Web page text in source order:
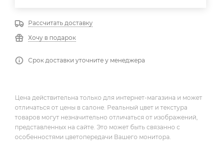
Рассчитать доставку
Хочу в подарок
Срок доставки уточните у менеджера
Цена действительна только для интернет-магазина и может
отличаться от цены в салоне. Реальный цвет и текстура
товаров могут незначительно отличаться от изображений,
представленных на сайте. Это может быть связанно с
особенностями цветопередачи Вашего монитора.